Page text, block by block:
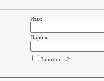
Имя:
Пароль:
Запомнить?